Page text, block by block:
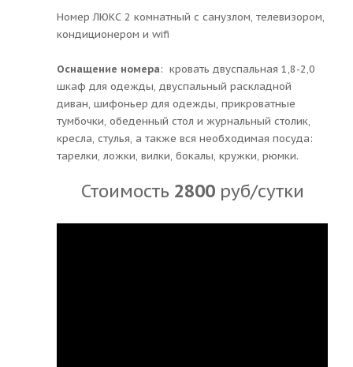
Номер ЛЮКС 2 комнатный с санузлом, телевизором,
кондиционером и wifi
Оснащение номера: кровать двуспальная 1,8-2,0
шкаф для одежды, двуспальный раскладной
диван, шифоньер для одежды, прикроватные
тумбочки, обеденный стол и журнальный столик,
кресла, стулья, а также вся необходимая посуда:
тарелки, ложки, вилки, бокалы, кружки, рюмки.
Стоимость 2800руб/сутки